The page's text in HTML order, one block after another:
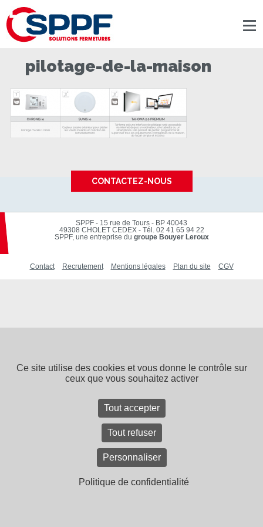
pilotage-de-la-maison
CONTACTEZ-NOUS
SPPF - 15 rue de Tours - BP 40043
49308 CHOLET CEDEX -Tél. 02 41 65 94 22
SPPF, une entreprise du groupe Bouyer Leroux
Contact Recrutement Mentions légales Plan du site CGV
Ce site utilise des cookies et vous donne le contrôle sur
ceux que vous souhaitez activer
Tout accepter
Tout refuser
Personnaliser
Politique de confidentialité